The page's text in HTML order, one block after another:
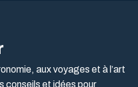
aux voyages et à l’art
conseils et idées pour